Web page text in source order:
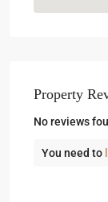
Property
No reviews
You need to